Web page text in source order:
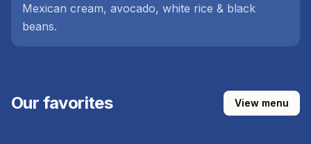
Mexican cream, avocado, white rice & black
beans.
Our favorites
View menu